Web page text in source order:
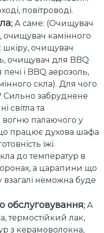
повітроводі.
; А саме: (Очищувач
очищувач камінного
шкіру, очищувач
очищувач для BBQ
і BBQ аерозоль,
скла). Для чого
Сильно забруднене
світла та
вогню палаючого у
працює духова шафа
їжі.
до температур в
а царапини що
неможна буде
обслуговування; А
термостійкий лак,
з керамоволокна,